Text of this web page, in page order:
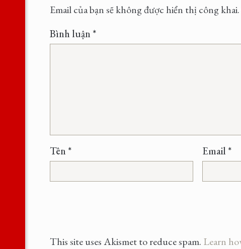
Email của bạn sẽ không được hiển thị công khai.
Bình luận *
Tên * Email *
This site uses Akismet to reduce spam. Learn